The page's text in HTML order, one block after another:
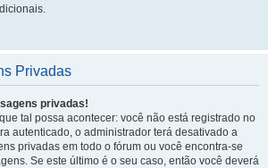
Privadas
privadas!
tal possa acontecer: você não está registrado no
autenticado, o administrador terá desativado a
privadas em todo o fórum ou você encontra-se
Se este último é o seu caso, então você deverá